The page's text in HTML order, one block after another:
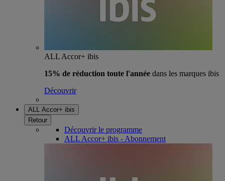
ALL Accor+ ibis
15% de réduction toute l'année dans les marques ibis
Découvrir
ALL Accor+ ibis
Retour
Découvrir le programme
ALL Accor+ ibis - Abonnement